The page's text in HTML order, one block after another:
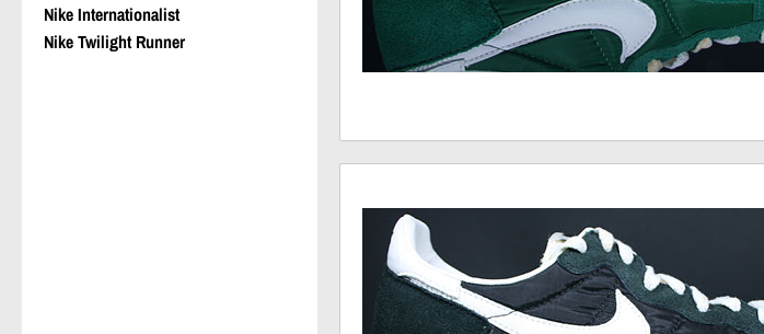
Nike Internationalist
Nike Twilight Runner